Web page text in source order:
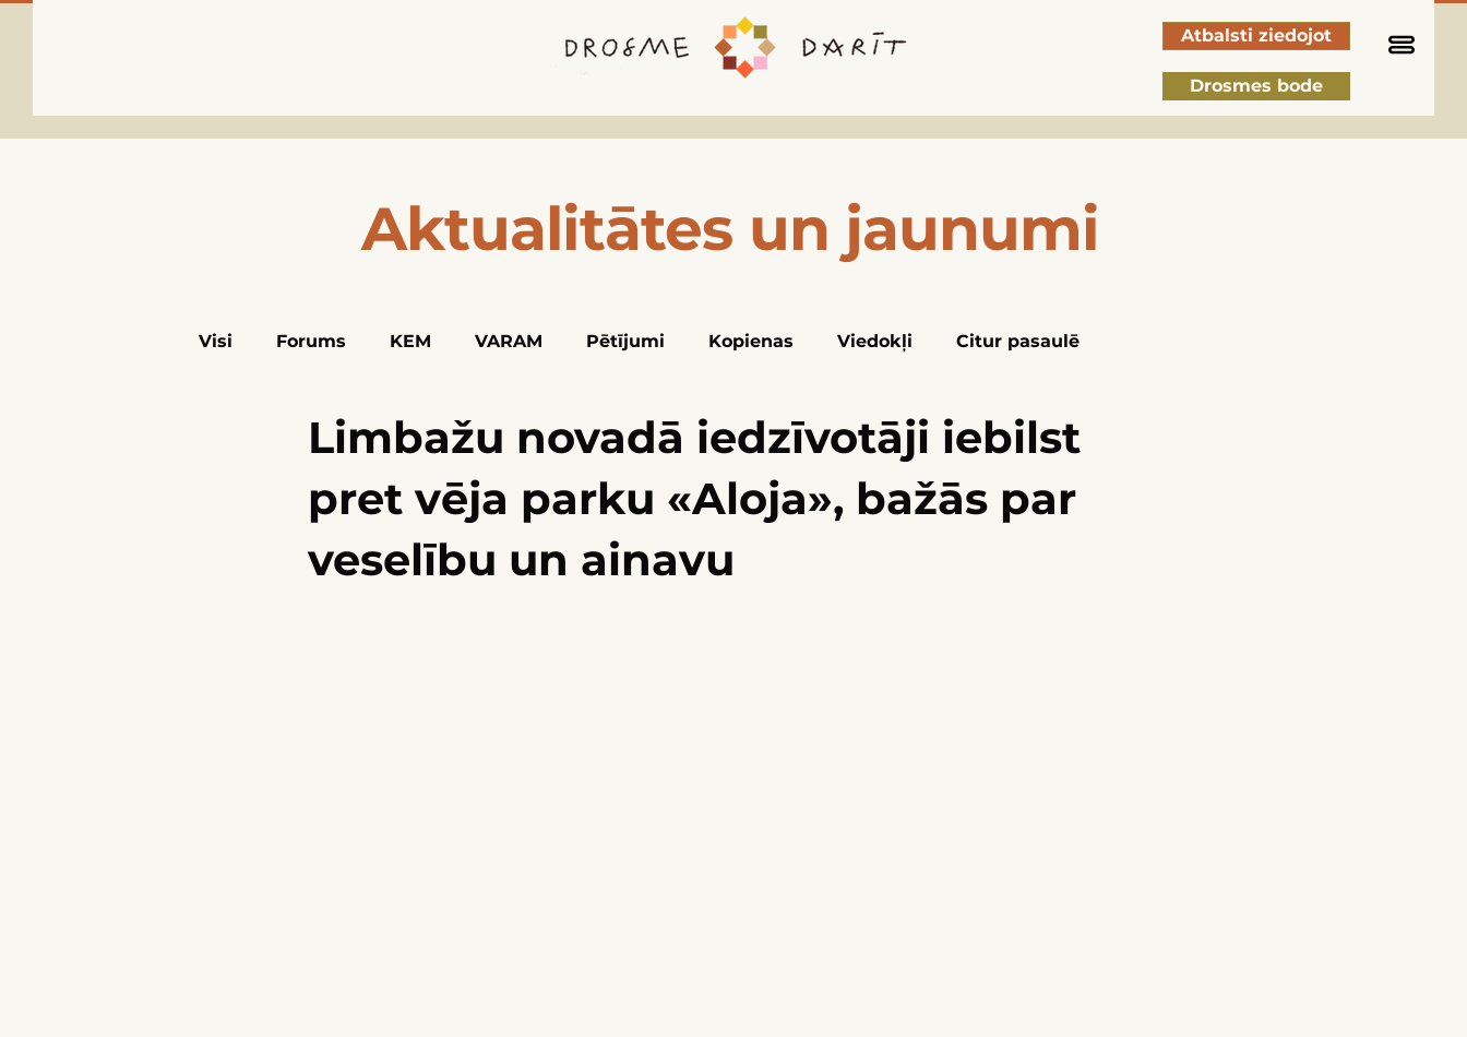
Atbalsti ziedojot
Drosmes bode
Aktualitātes un jaunumi
Visi Forums KEM VARAM Pētījumi Kopienas Viedokļi Citur pasaulē
Limbažu novadā iedzīvotāji iebilst
pret vēja parku «Aloja», bažās par
veselību un ainavu